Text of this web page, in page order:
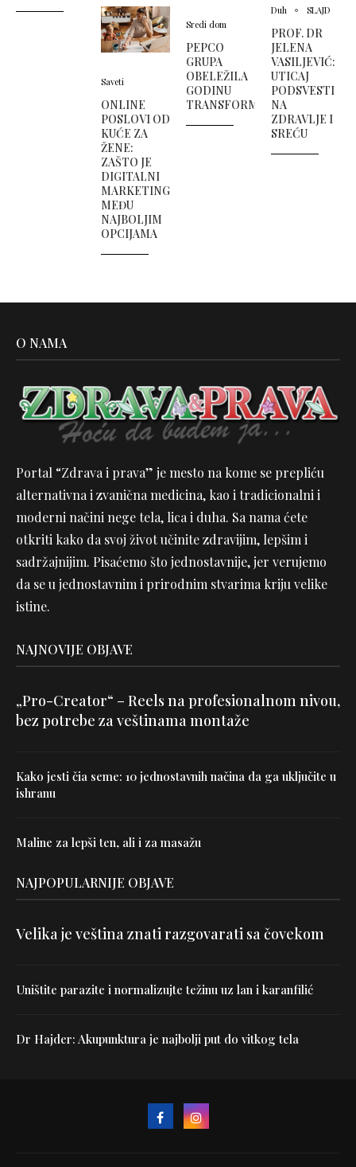
Saveti
ONLINE
POSLOVI OD
KUĆE ZA
ŽENE:
ZAŠTO JE
DIGITALNI
MARKETING
MEĐU
NAJBOLJIM
OPCIJAMA
Sredi dom
PEPCO
GRUPA
OBELEŽILA
GODINU
TRANSFORMACIJOM
Duh SLAJD
PROF. DR
JELENA
VASILJEVIĆ:
UTICAJ
PODSVESTI
NA
ZDRAVLJE I
SREĆU
O NAMA
Portal “Zdrava i prava” je mesto na kome se prepliću
alternativna i zvanična medicina, kao i tradicionalni i
moderni načini nege tela, lica i duha. Sa nama ćete
otkriti kako da svoj život učinite zdravijim, lepšim i
sadržajnijim. Pisaćemo što jednostavnije, jer verujemo
da se u jednostavnim i prirodnim stvarima kriju velike
istine.
NAJNOVIJE OBJAVE
„Pro-Creator“ – Reels na profesionalnom nivou,
bez potrebe za veštinama montaže
Kako jesti čia seme: 10 jednostavnih načina da ga uključite u
ishranu
Maline za lepši ten, ali i za masažu
NAJPOPULARNIJE OBJAVE
Velika je veština znati razgovarati sa čovekom
Uništite parazite i normalizujte težinu uz lan i karanfilić
Dr Hajder: Akupunktura je najbolji put do vitkog tela